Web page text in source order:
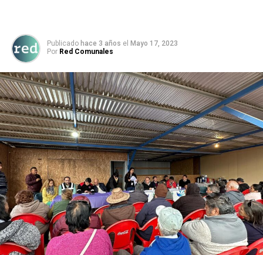
Publicado hace 3 años el Mayo 17, 2023
Por Red Comunales